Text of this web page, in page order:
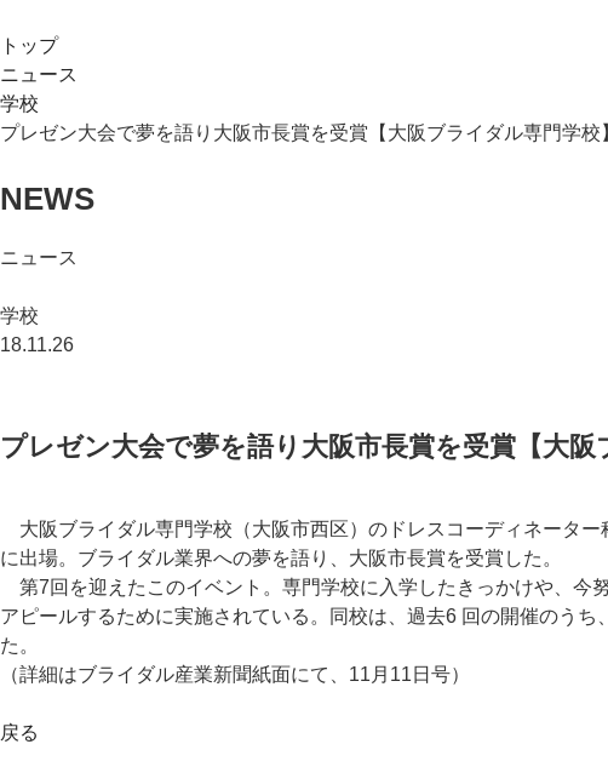
トップ
ニュース
学校
プレゼン大会で夢を語り大阪市長賞を受賞【大阪ブライダル専門学校
NEWS
ニュース
学校
18.11.26
プレゼン大会で夢を語り大阪市長賞を受賞【大阪
大阪ブライダル専門学校（大阪市西区）のドレスコーディネータ
に出場。ブライダル業界への夢を語り、大阪市長賞を受賞した。
第7回を迎えたこのイベント。専門学校に入学したきっかけや、今
アピールするために実施されている。同校は、過去6 回の開催のう
た。
（詳細はブライダル産業新聞紙面にて、11月11日号）
戻る